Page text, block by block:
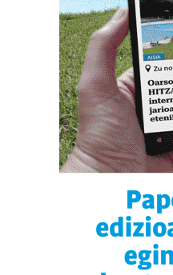
datuen atalean. Edozein
zure baimena Cookieen
Webgune honek cookie
fitxategiak erabiltzen ditu.
zerbitzuak hobetzeko
baliatzen gara. Ohar hau
erabiltzeko baimen
irakurri